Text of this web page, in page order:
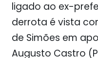
ligado ao ex-
derrota é vista
de Simões em
Augusto Castro